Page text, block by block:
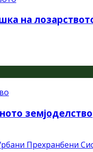
на
земјоделство